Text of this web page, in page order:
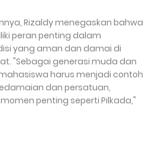
Rizaldy menegaskan bahwa
peran penting dalam
yang aman dan damai di
"Sebagai generasi muda dan
harus menjadi contoh
dan persatuan,
penting seperti Pilkada,"